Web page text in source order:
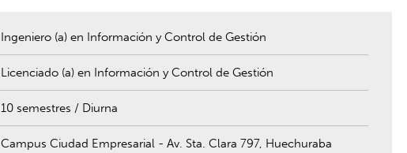
Ingeniero (a) en Información y Control de Gestión
Licenciado (a) en Información y Control de Gestión
10 semestres / Diurna
Campus Ciudad Empresarial - Av. Sta. Clara 797, Huechuraba